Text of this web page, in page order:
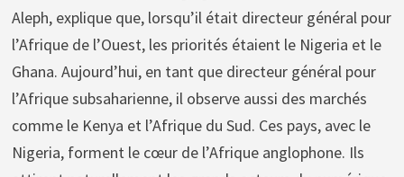
Aleph, explique que, lorsqu’il était directeur général pour
l’Afrique de l’Ouest, les priorités étaient le Nigeria et le
Ghana. Aujourd’hui, en tant que directeur général pour
l’Afrique subsaharienne, il observe aussi des marchés
comme le Kenya et l’Afrique du Sud. Ces pays, avec le
Nigeria, forment le cœur de l’Afrique anglophone. Ils